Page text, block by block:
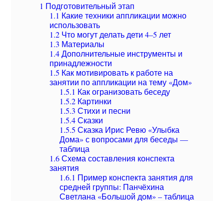
1 Подготовительный этап
1.1 Какие техники аппликации можно
использовать
1.2 Что могут делать дети 4–5 лет
1.3 Материалы
1.4Дополнительные инструменты и
принадлежности
1.5 Как мотивировать к работе на
занятии по аппликации на тему «Дом»
1.5.1 Как огранизовать беседу
1.5.2 Картинки
1.5.3 Стихи и песни
1.5.4Сказки
1.5.5 Сказка Ирис Ревю «Улыбка
Дома» с вопросами для беседы —
таблица
1.6Схема составления конспекта
занятия
1.6.1 Пример конспекта занятия для
средней группы: Панчёхина
Светлана «Большой дом» – таблица